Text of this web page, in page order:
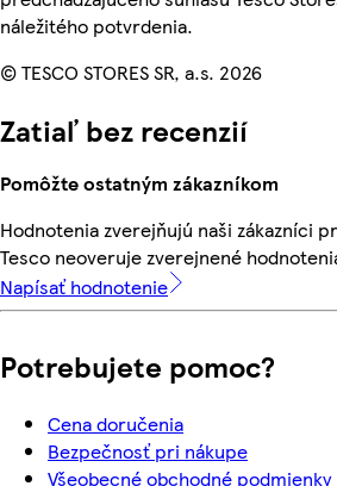
náležitého potvrdenia.
© TESCO STORES SR, a.s. 2026
Zatiaľ bez recenzií
Pomôžte ostatným zákazníkom
Hodnotenia zverejňujú naši zákazníci
Tesco neoveruje zverejnené
Napísať hodnotenie
Potrebujete pomoc?
Cena doručenia
Bezpečnosť pri nákupe
Všeobecné obchodné podmienky